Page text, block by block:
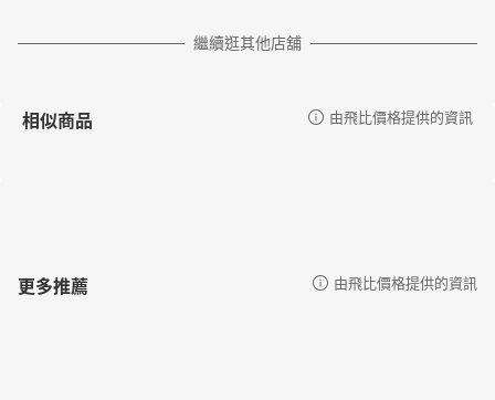
繼續逛其他店舖
相似商品 由飛比價格提供的資訊
更多推薦 由飛比價格提供的資訊